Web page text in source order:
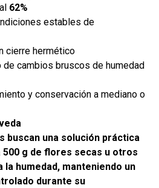
62%
estables de
cierre hermético
cambios bruscos de humedad
y conservación a mediano o
buscan una solución práctica
500 g de flores secas u otros
humedad, manteniendo un
durante su